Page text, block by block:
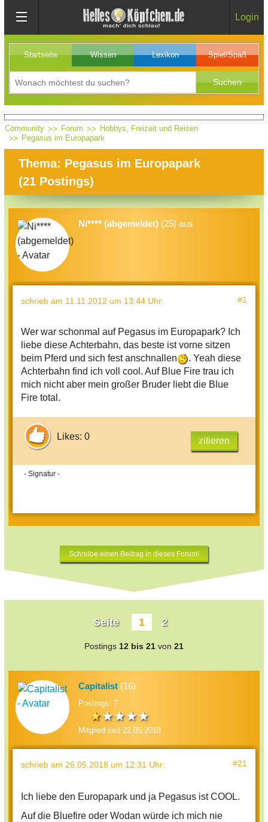
Login
Startseite Wissen Lexikon Spiel/Spaß
Community Forum
Hobbys, Freizeit und Reisen
Pegasus im Europapark
Thema: Pegasus im Europapark
(21 Postings)
Ni**** (abgemeldet) (25) aus
schrieb am 11.11.2012 um 13:44 Uhr: #1
Wer war schonmal auf Pegasus im Europapark? Ich
liebe diese Achterbahn, das beste ist vorne sitzen
beim Pferd und sich fest anschnallen
. Yeah diese
Achterbahn find ich voll cool. Auf Blue Fire trau ich
mich nicht aber mein großer Bruder liebt die Blue
Fire total.
Likes: 0 zitieren
- Signatur -
Schreibe einen Beitrag in dieses Forum!
Seite 1 2
Postings 12 bis 21 von 21
Capitalist (16)
Postings: 7
Mitglied seit 22.05.2018
schrieb am 26.05.2018 um 12:31 Uhr: #21
Ich liebe den Europapark und ja Pegasus ist COOL.
Auf die Bluefire oder Wodan würde ich mich nie